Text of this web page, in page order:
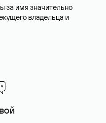
за имя значительно
владельца и